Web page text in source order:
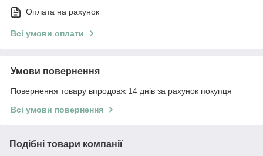
Оплата на рахунок
Всі умови оплати
Умови повернення
Повернення товару впродовж 14 днів за рахунок покупця
Всі умови повернення
Подібні товари компанії